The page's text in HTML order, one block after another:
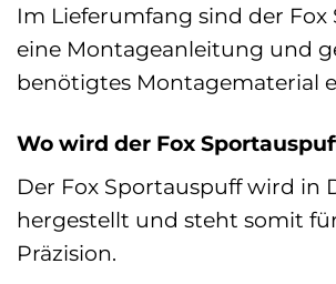
Im Lieferumfang sind der Fox
eine Montageanleitung und
benötigtes Montagematerial
Wo wird der Fox
Der Fox Sportauspuff wird in
hergestellt und steht somit
Präzision.